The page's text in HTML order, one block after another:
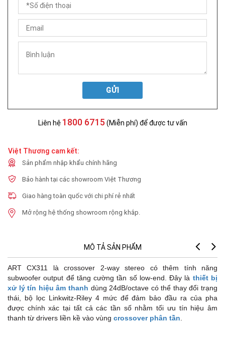
GỬI
Liên hệ 1800 6715 (Miễn phí) để được tư vấn
Việt Thương cam kết:
Sản phẩm nhập khẩu chính hãng
Bảo hành tại các showroom Việt Thương
Giao hàng toàn quốc với chi phí rẻ nhất
Mở rộng hệ thống showroom rộng khắp.
MÔ TẢ SẢN PHẨM
ART CX311
là crossover 2-way stereo có thêm tính năng
subwoofer output để tăng cường tần số low-end. Đây là thiết bị
xử lý tín hiệu âm thanh dùng 24dB/octave có thể thay đổi trạng
thái, bộ lọc Linkwitz-Riley 4 mức đểđảm bảo đầu ra của pha
được chính xác tại tất cả các tần số nhằm tối ưu tín hiệu âm
thanh từ drivers liền kề vào vùng crossover phân tần.